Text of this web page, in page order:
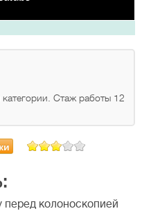
Стаж работы 12
колоноскопией